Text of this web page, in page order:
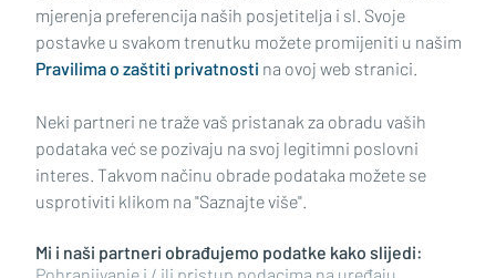
Impressum Uvjeti korištenja Politika privatnosti
Politika kolačića Kontakt Pritužbe Suradnici
Oglašavanje
RUBRIKE
BRODSKO-POSAVSKA ŽUPANIJA
mjerenja preferencija naših posjetitelja i sl. Svoje
postavke u svakom trenutku možete promijeniti u našim
Pravilima o zaštiti privatnosti na ovoj web stranici.
Neki partneri ne traže vaš pristanak za obradu vaših
podataka već se pozivaju na svoj legitimni poslovni
interes. Takvom načinu obrade podataka možete se
usprotiviti klikom na "Saznajte više".
Mi i naši partneri obrađujemo podatke kako slijedi: